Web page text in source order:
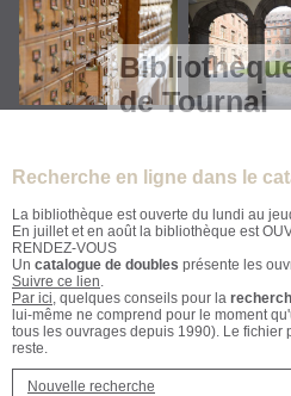
de Tournai
Recherche en ligne dans le
La bibliothèque est ouverte du lundi au
En juillet et en août la bibliothèque est
RENDEZ-VOUS
Un catalogue de doubles présente les
Suivre ce lien.
Par ici, quelques conseils pour la
lui-même ne comprend pour le moment
tous les ouvrages depuis 1990). Le fichier
reste.
Nouvelle recherche